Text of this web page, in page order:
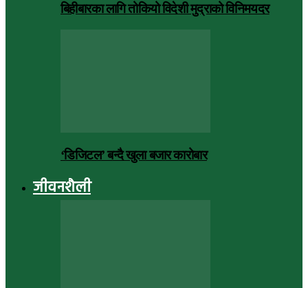
बिहीबारका लागि तोकियो विदेशी मुद्राको विनिमयदर
‘डिजिटल’ बन्दै खुला बजार कारोबार
जीवनशैली